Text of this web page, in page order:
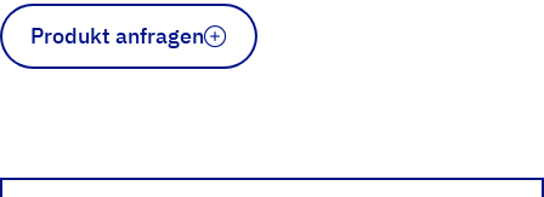
Kappenheber
magnetisch
Menge
Produkt anfragen